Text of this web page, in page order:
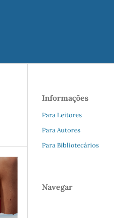
Informações
Para Leitores
Para Autores
Para Bibliotecários
Navegar